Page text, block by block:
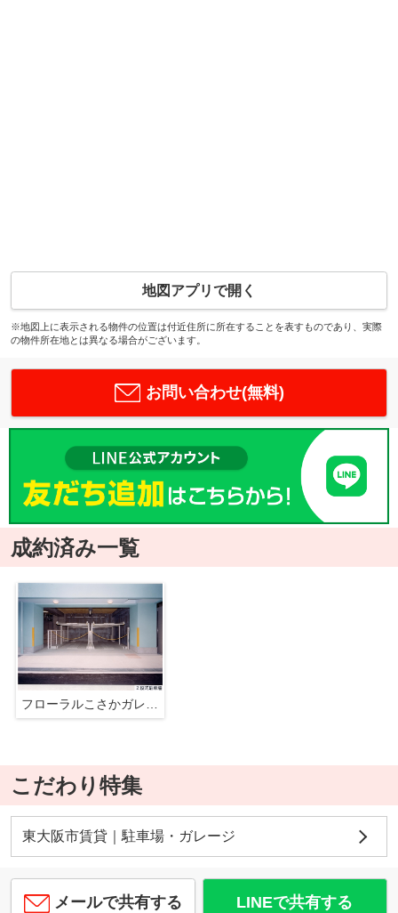
地図アプリで開く
※地図上に表示される物件の位置は付近住所に所在することを表すものであり、実際
の物件所在地とは異なる場合がございます。
お問い合わせ(無料)
成約済み一覧
こだわり特集
東大阪市賃貸｜駐車場・ガレージ
メールで共有する LINEで共有する